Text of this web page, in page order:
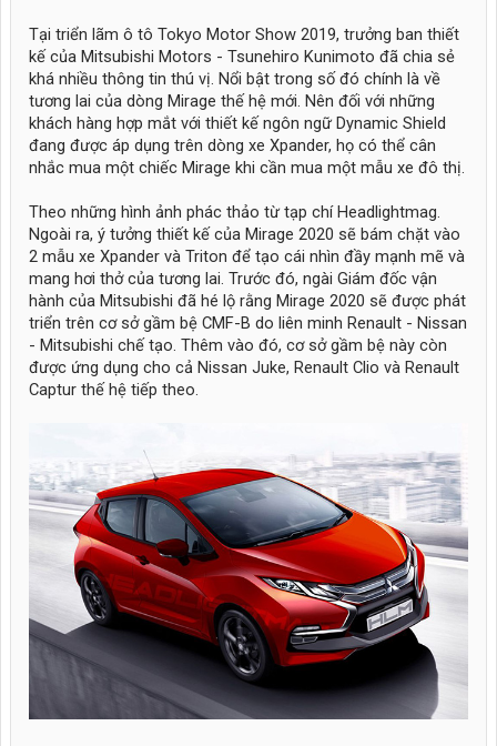
Tại triển lãm ô tô Tokyo Motor Show 2019, trưởng ban thiết
kế của Mitsubishi Motors - Tsunehiro Kunimoto đã chia sẻ
khá nhiều thông tin thú vị. Nổi bật trong số đó chính là về
tương lai của dòng Mirage thế hệ mới. Nên đối với những
khách hàng hợp mắt với thiết kế ngôn ngữ Dynamic Shield
đang được áp dụng trên dòng xe Xpander, họ có thể cân
nhắc mua một chiếc Mirage khi cần mua một mẫu xe đô thị.
Theo những hình ảnh phác thảo từ tạp chí Headlightmag.
Ngoài ra, ý tưởng thiết kế của Mirage 2020 sẽ bám chặt vào
2 mẫu xe Xpander và Triton để tạo cái nhìn đầy mạnh mẽ và
mang hơi thở của tương lai. Trước đó, ngài Giám đốc vận
hành của Mitsubishi đã hé lộ rằng Mirage 2020 sẽ được phát
triển trên cơ sở gầm bệ CMF-B do liên minh Renault - Nissan
- Mitsubishi chế tạo. Thêm vào đó, cơ sở gầm bệ này còn
được ứng dụng cho cả Nissan Juke, Renault Clio và Renault
Captur thế hệ tiếp theo.